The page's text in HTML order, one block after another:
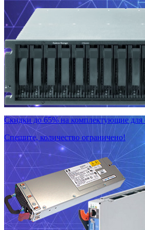
Скидки до 65% на комплектующие для
Спешите, количество ограничено!